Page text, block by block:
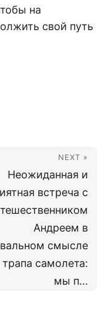
на
свой путь
NEXT »
Неожиданная и
встреча с
Андреем в
смысле
трапа самолета:
мы п...